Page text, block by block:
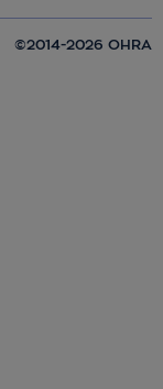
©2014-2026 OHRA